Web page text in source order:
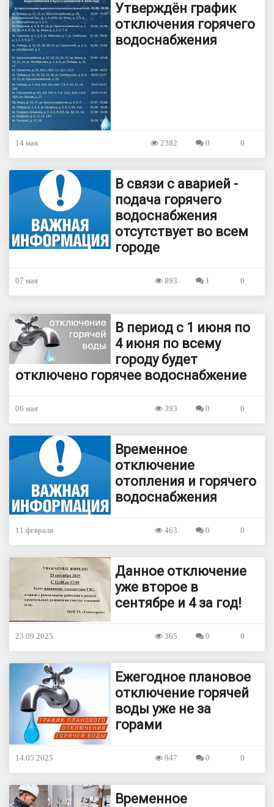
Утверждён график
отключения горячего
водоснабжения
14 мая 0
0
2382
В связи с аварией -
подача горячего
водоснабжения
отсутствует во всем
городе
07 мая 0
1
893
В период с 1 июня по
4 июня по всему
городу будет
отключено горячее водоснабжение
06 мая 0
0
393
Временное
отключение
отопления и горячего
водоснабжения
11 февраля 0
0
463
Данное отключение
уже второе в
сентябре и 4 за год!
23.09.2025 0
0
365
Ежегодное плановое
отключение горячей
воды уже не за
горами
14.05.2025 0
0
947
Временное